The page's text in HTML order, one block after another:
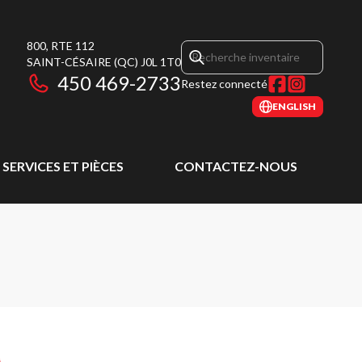
800, RTE 112
SAINT-CÉSAIRE (QC) J0L 1T0
450 469-2733Restez connecté
ENGLISH
SERVICES ET PIÈCES CONTACTEZ-NOUS